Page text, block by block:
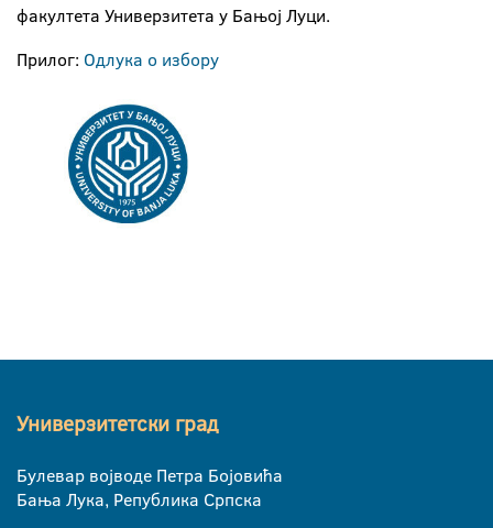
факултета Универзитета у Бањој Луци.
Прилог: Одлука о избору
Универзитетски град
Булевар војводе Петра Бојовића
Бања Лука, Република Српска